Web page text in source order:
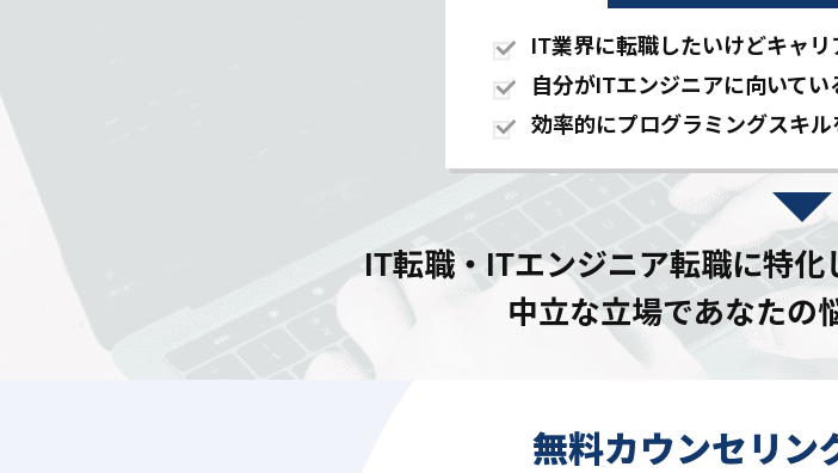
IT業界に転職したいけどキャリ
自分がITエンジニアに向いてい
効率的にプログラミングスキル
IT転職・ITエンジニア転職に特化
中立な立場であなたの
無料カウンセリン